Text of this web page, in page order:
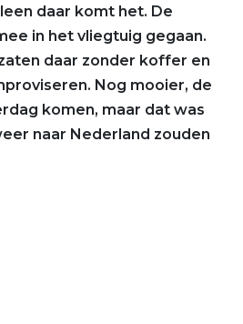
daar komt het. De
in het vliegtuig gegaan.
daar zonder koffer en
Nog mooier, de
komen, maar dat was
naar Nederland zouden